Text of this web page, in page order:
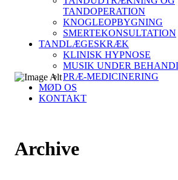
TANDOPERATION
KNOGLEOPBYGNING
SMERTEKONSULTATION
TANDLÆGESKRÆK
KLINISK HYPNOSE
MUSIK UNDER
PRÆ-MEDICINERING
MØD OS
KONTAKT
Archive